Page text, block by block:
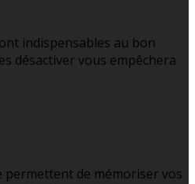
indispensables au bon
désactiver vous empêchera
permettent de mémoriser vos